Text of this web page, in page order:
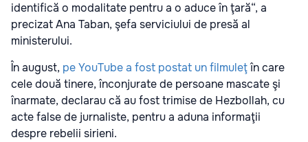
identifică o modalitate pentru a o aduce în ţară“, a
precizat Ana Taban, şefa serviciului de presă al
ministerului.
În august, pe YouTube a fost postat un filmuleţîn care
cele două tinere, înconjurate de persoane mascate şi
înarmate, declarau că au fost trimise de Hezbollah, cu
acte false de jurnaliste, pentru a aduna informaţii
despre rebelii sirieni.